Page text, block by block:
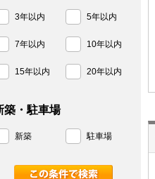
3年以内 5年以内
7年以内 10年以内
15年以内 20年以内
築・駐車場
新築 駐車場